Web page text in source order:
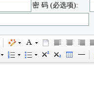
密 码 (必选项):